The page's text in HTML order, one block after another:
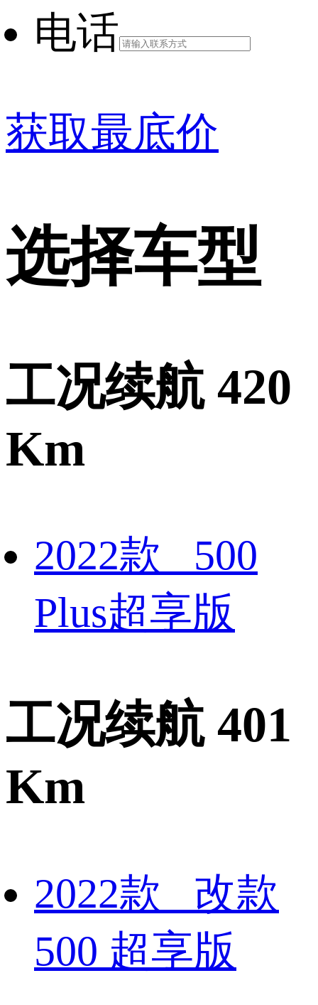
电话
获取最底价
选择车型
工况续航 420
Km
2022款 500
Plus超享版
工况续航 401
Km
2022款 改款
500 超享版